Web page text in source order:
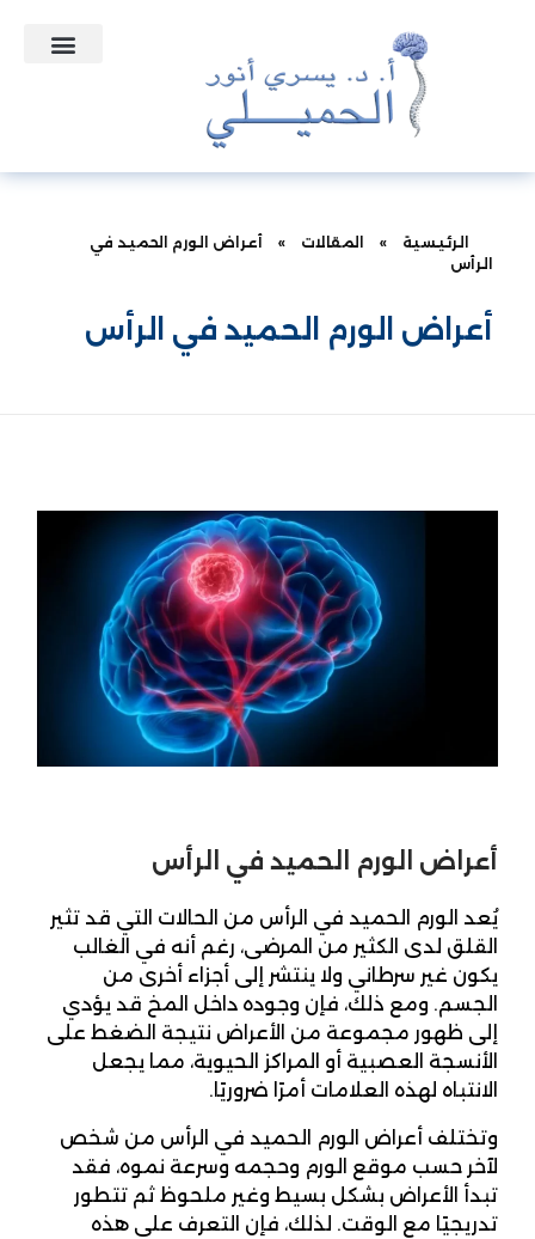
الرئيسية » المقالات »
أعراض الورم الحميد في
الرأس
أعراض الورم الحميد في الرأس
أعراض الورم الحميد في الرأس
يُعد الورم الحميد في الرأس من الحالات التي قد تثير
القلق لدى الكثير من المرضى، رغم أنه في الغالب
يكون غير سرطاني ولا ينتشر إلى أجزاء أخرى من
الجسم. ومع ذلك، فإن وجوده داخل المخ قد يؤدي
إلى ظهور مجموعة من الأعراض نتيجة الضغط على
الأنسجة العصبية أو المراكز الحيوية، مما يجعل
الانتباه لهذه العلامات أمرًا ضروريًا.
وتختلف أعراض الورم الحميد في الرأس من شخص
لآخر حسب موقع الورم وحجمه وسرعة نموه، فقد
تبدأ الأعراض بشكل بسيط وغير ملحوظ ثم تتطور
تدريجيًا مع الوقت. لذلك، فإن التعرف على هذه